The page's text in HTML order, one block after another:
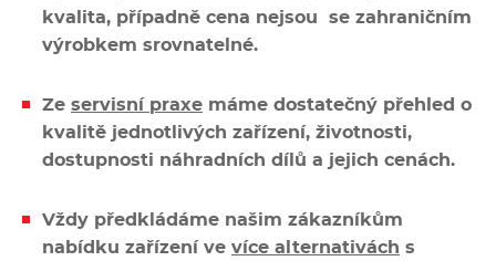
Vodní lázně
Ostatní
kvalita, případně cena nejsou se zahraničním
výrobkem srovnatelné.
Ze servisní praxe máme dostatečný přehled o
kvalitě jednotlivých zařízení, životnosti,
dostupnosti náhradních dílů a jejich cenách.
Vždy předkládáme našim zákazníkům
nabídku zařízení ve více alternativách s